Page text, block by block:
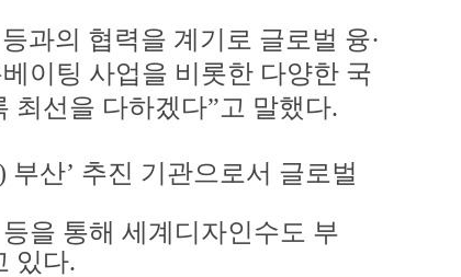
과의 협력을 계기로 글로벌 융·
이팅 사업을 비롯한 다양한 국
최선을 다하겠다”고 말했다.
부산’ 추진 기관으로서 글로벌
을 통해 세계디자인수도 부
있다.